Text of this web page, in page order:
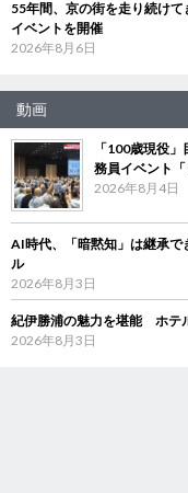
55年間、京の街を走り続け
イベントを開催
2026年8月6日
動画
「100歳現役
務員イベント「
2026年8月4日
AI時代、「暗黙知」は継承
ル
2026年8月3日
紀伊勝浦の魅力を堪能 ホテ
2026年8月3日